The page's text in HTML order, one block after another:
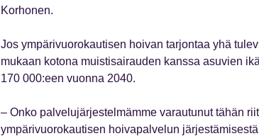
Korhonen.
Jos ympärivuorokautisen hoivan tarjontaa yhä
mukaan kotona muistisairauden kanssa asuvien
170 000:een vuonna 2040.
– Onko palvelujärjestelmämme varautunut tähän
ympärivuorokautisen hoivapalvelun